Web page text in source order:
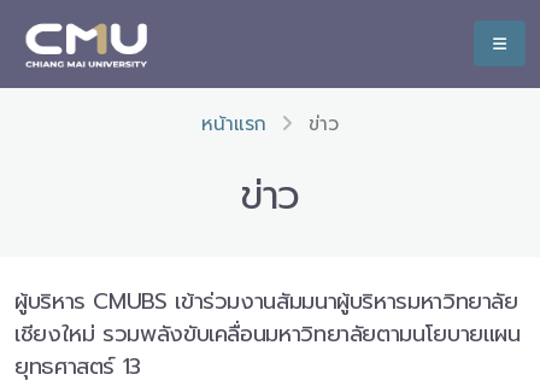
หน้าแรก ข่าว
ข่าว
ผู้บริหาร CMUBS เข้าร่วมงานสัมมนาผู้บริหารมหาวิทยาลัย
เชียงใหม่ รวมพลังขับเคลื่อนมหาวิทยาลัยตามนโยบายแผน
ยุทธศาสตร์ 13